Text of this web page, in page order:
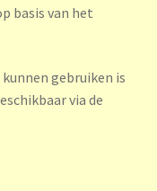
basis van het
gebruiken is
via de